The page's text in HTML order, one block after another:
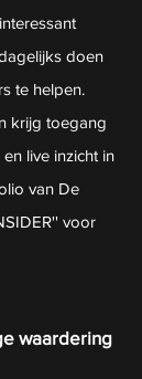
doen
te helpen.
krijg toegang
live inzicht in
van De
voor
waardering